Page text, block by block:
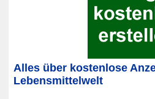
Alles über kostenlose
Lebensmittelwelt